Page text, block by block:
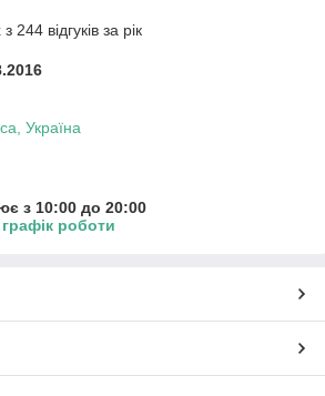
244 відгуків за рік
Україна
з 10:00 до 20:00
роботи